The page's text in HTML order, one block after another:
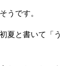
うです。
夏と書いて「う